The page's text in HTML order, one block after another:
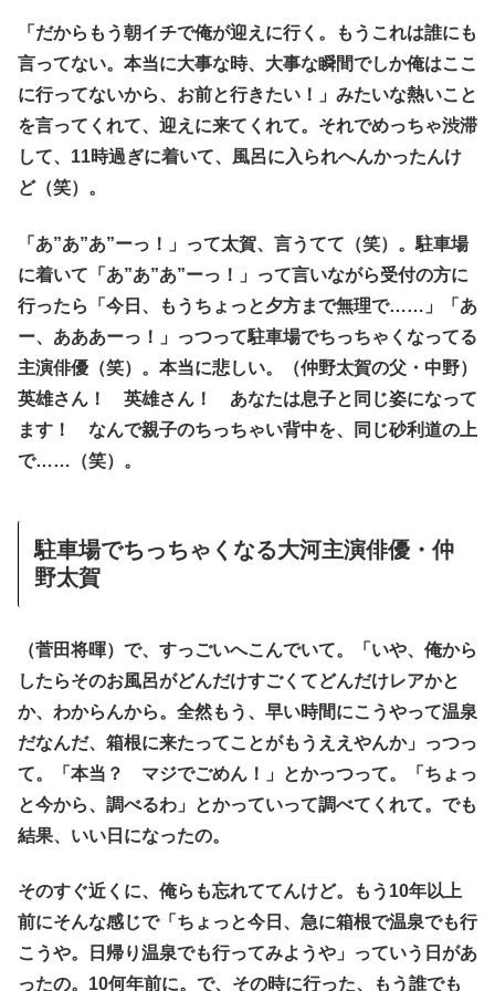
「だからもう朝イチで俺が迎えに行く。もうこれは誰にも
言ってない。本当に大事な時、大事な瞬間でしか俺はここ
に行ってないから、お前と行きたい！」みたいな熱いこと
を言ってくれて、迎えに来てくれて。それでめっちゃ渋滞
して、11時過ぎに着いて、風呂に入られへんかったんけ
ど（笑）。
「あ”あ”あ”ーっ！」って太賀、言うてて（笑）。駐車場
に着いて「あ”あ”あ”ーっ！」って言いながら受付の方に
行ったら「今日、もうちょっと夕方まで無理で……」「あ
ー、あああーっ！」っつって駐車場でちっちゃくなってる
主演俳優（笑）。本当に悲しい。（仲野太賀の父・中野）
英雄さん！ 英雄さん！ あなたは息子と同じ姿になって
ます！ なんで親子のちっちゃい背中を、同じ砂利道の上
で……（笑）。
駐車場でちっちゃくなる大河主演俳優・仲
野太賀
（菅田将暉）で、すっごいへこんでいて。「いや、俺から
したらそのお風呂がどんだけすごくてどんだけレアかと
か、わからんから。全然もう、早い時間にこうやって温泉
だなんだ、箱根に来たってことがもうええやんか」っつっ
て。「本当？ マジでごめん！」とかっつって。「ちょっ
と今から、調べるわ」とかっていって調べてくれて。でも
結果、いい日になったの。
そのすぐ近くに、俺らも忘れててんけど。もう10年以上
前にそんな感じで「ちょっと今日、急に箱根で温泉でも行
こうや。日帰り温泉でも行ってみようや」っていう日があ
ったの。10何年前に。で、その時に行った、もう誰でも